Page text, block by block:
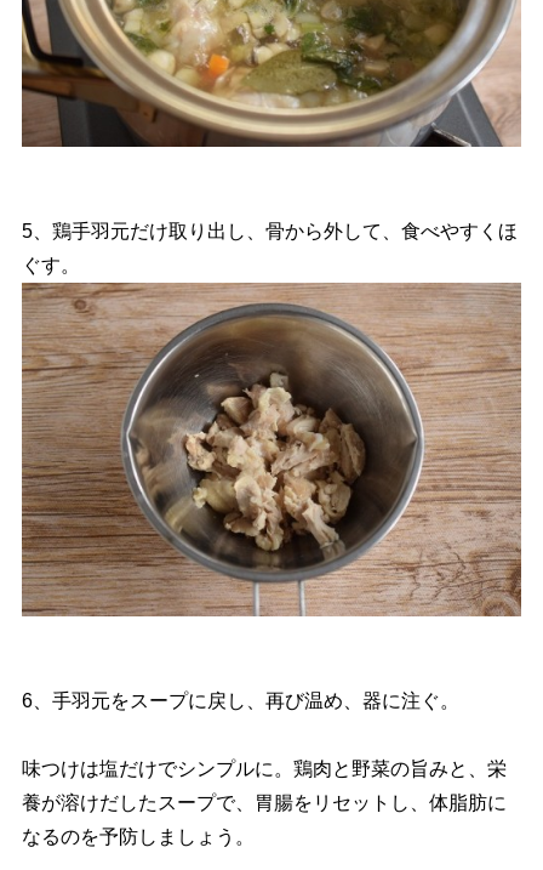
5、鶏手羽元だけ取り出し、骨から外して、食べやすくほ
ぐす。
6、手羽元をスープに戻し、再び温め、器に注ぐ。
味つけは塩だけでシンプルに。鶏肉と野菜の旨みと、栄
養が溶けだしたスープで、胃腸をリセットし、体脂肪に
なるのを予防しましょう。